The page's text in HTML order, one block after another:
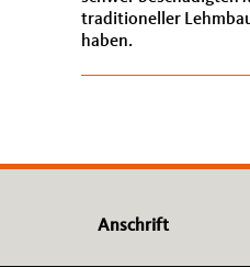
traditioneller
haben.
Anschrift